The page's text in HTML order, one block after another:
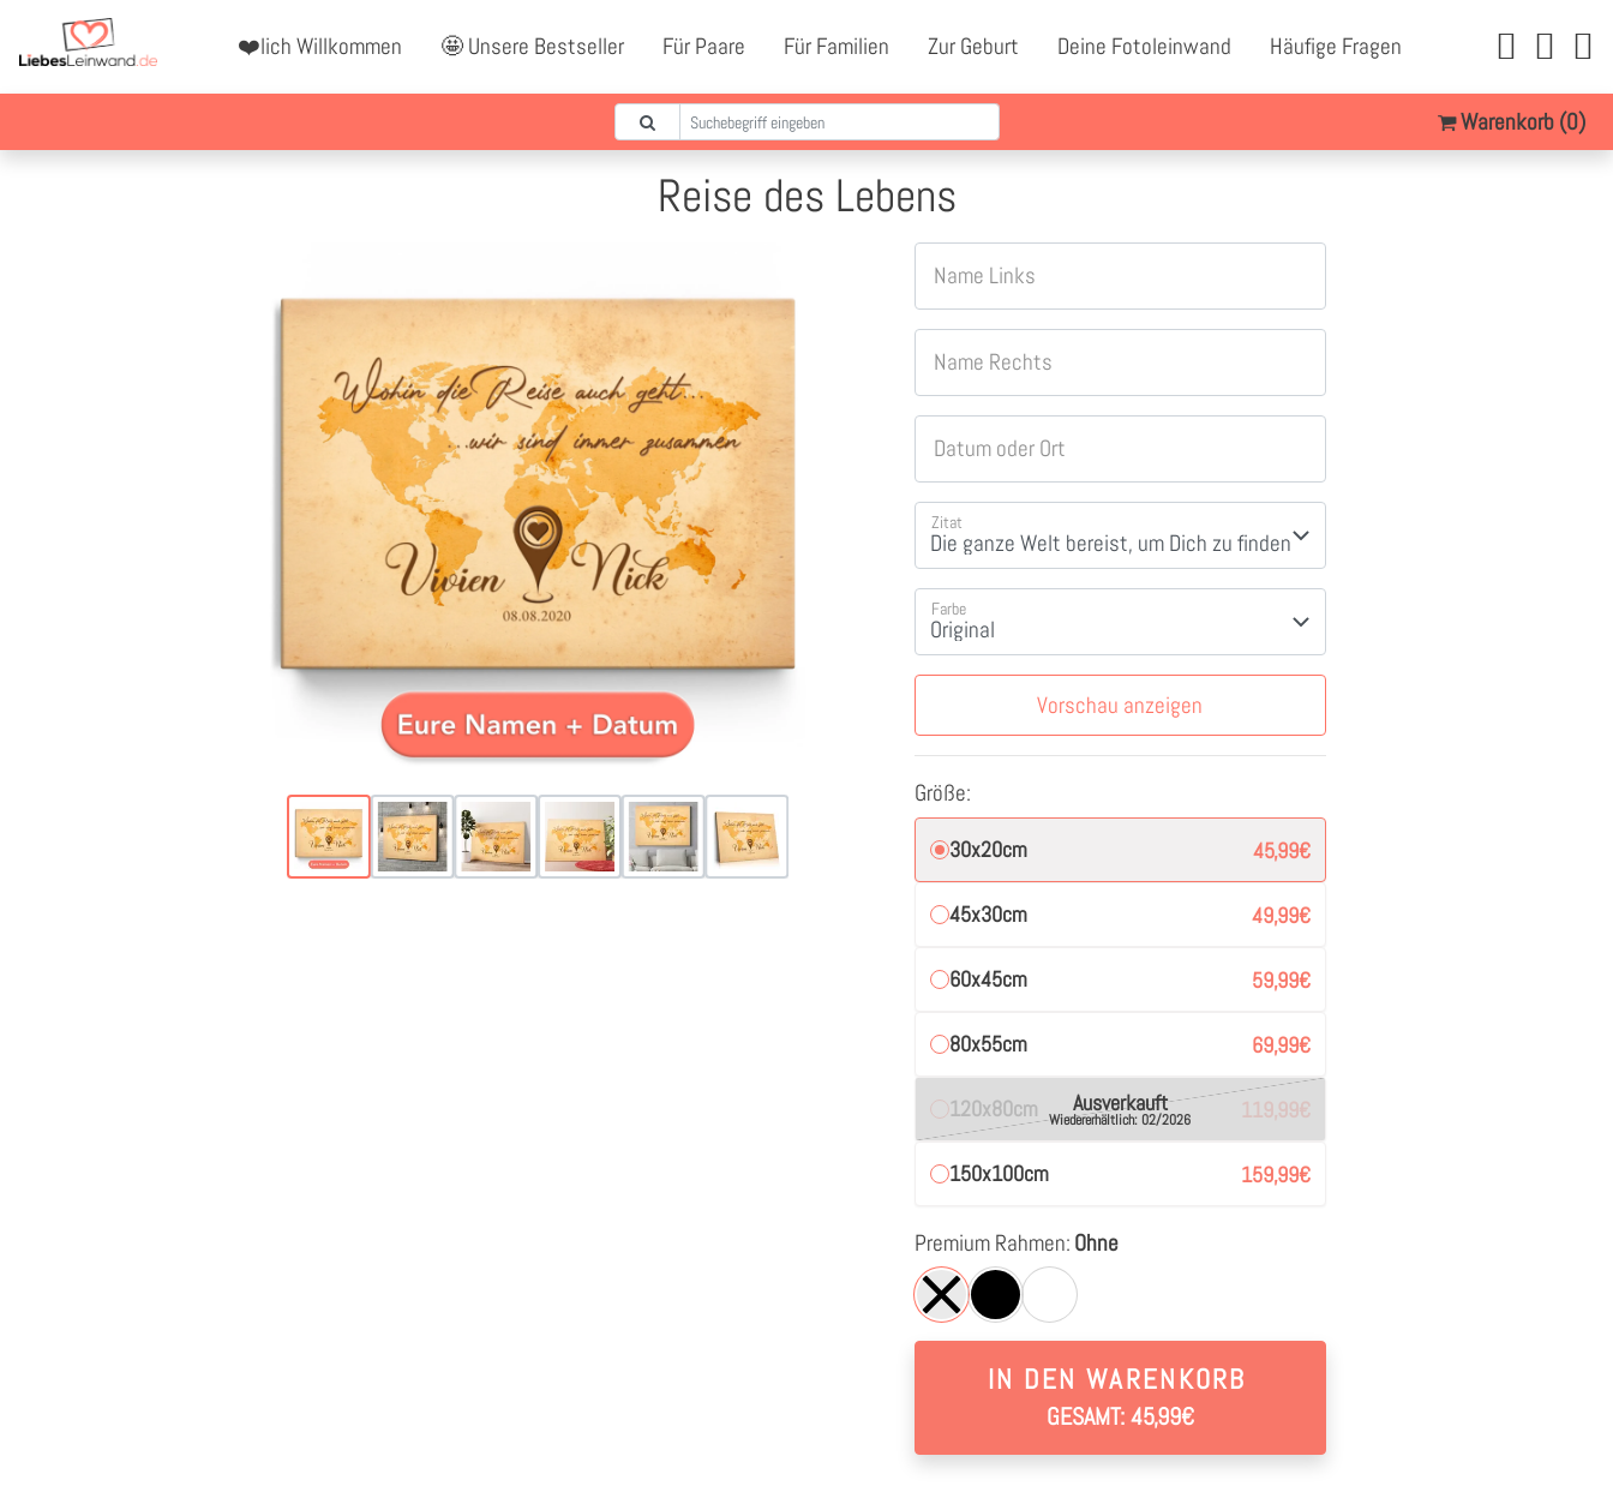
❤️lich Willkommen 🤩 Unsere Bestseller Für Paare Für Familien Zur Geburt Deine Fotoleinwand Häufige Fragen
Warenkorb (0)
Reise des Lebens
Name Links
Name Rechts
Datum oder Ort
Zitat
Farbe
Vorschau anzeigen
Größe:
30x20cm 45,99€
45x30cm 49,99€
60x45cm 59,99€
80x55cm 69,99€
120x80cm Ausverkauft
Wiedererhältlich: 02/2026 119,99€
150x100cm 159,99€
Premium Rahmen: Ohne
IN DEN WARENKORB
GESAMT: 45,99€